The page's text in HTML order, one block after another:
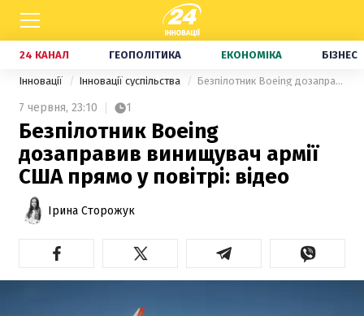
24 КАНАЛ ГЕОПОЛІТИКА ЕКОНОМІКА БІЗНЕС
Інновації Інновації суспільства Безпілотник Boeing дозаправив винищувач армії США прямо у повітрі: відео
7 червня, 23:10 1
Безпілотник Boeing
дозаправив винищувач армії
США прямо у повітрі: відео
Ірина Сторожук